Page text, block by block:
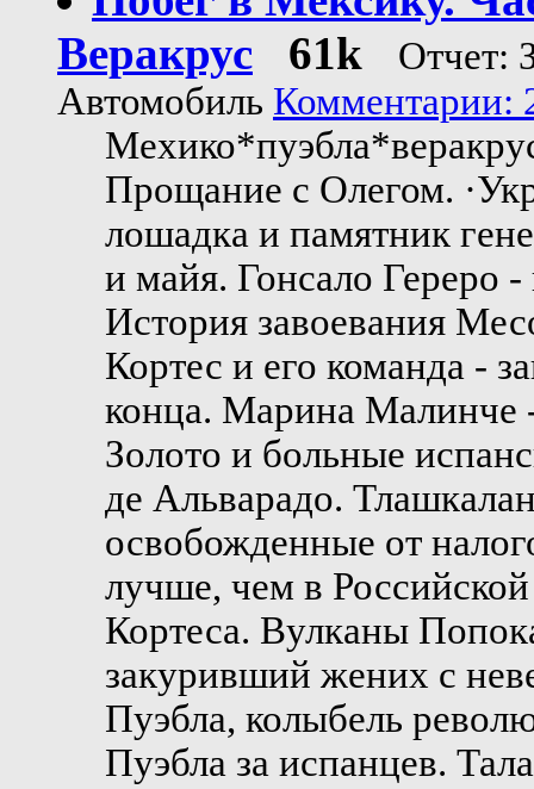
Веракрус
61k
Отчет:
Автомобиль Комментарии:
Прощание с Олегом.
лошадка и памятник
и майя. Гонсало Гереро
История завоевания
Кортес и его команда -
конца. Марина Малинче
Золото и больные
де Альварадо.
освобожденные от
лучше, чем в
Кортеса. Вулканы
закуривший жених с
Пуэбла, колыбель
Пуэбла за испанцев.